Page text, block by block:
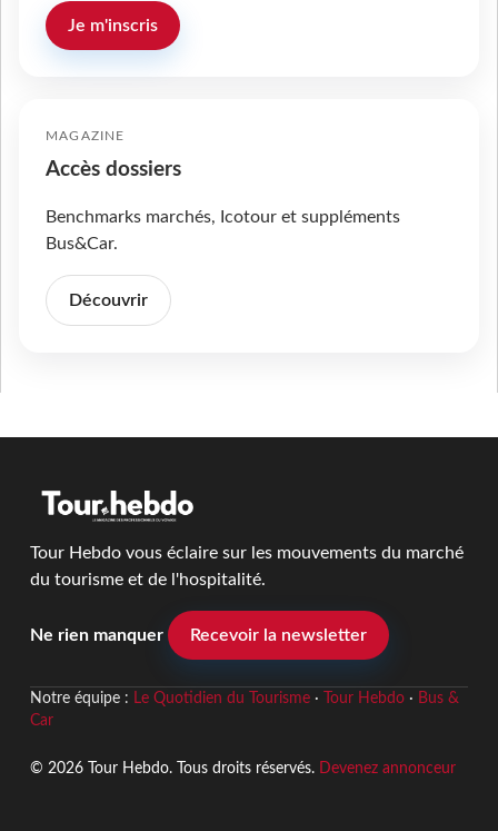
Je m'inscris
MAGAZINE
Accès dossiers
Benchmarks marchés, Icotour et suppléments
Bus&Car.
Découvrir
Tour Hebdo vous éclaire sur les mouvements du marché
du tourisme et de l'hospitalité.
Ne rien manquer Recevoir la newsletter
Notre équipe : Le Quotidien du Tourisme· Tour Hebdo· Bus &
Car
© 2026 Tour Hebdo. Tous droits réservés. Devenez annonceur